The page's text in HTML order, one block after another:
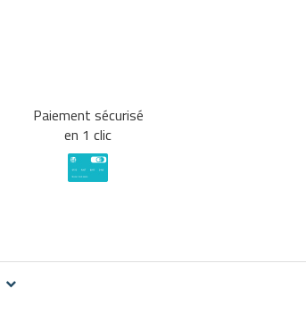
Paiement sécurisé
en 1 clic